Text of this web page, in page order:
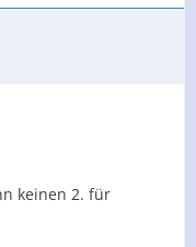
keinen 2. für